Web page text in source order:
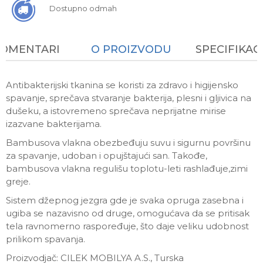
Dostupno odmah
O PROIZVODU
Antibakterijski tkanina se koristi za zdravo i higijensko
spavanje, sprečava stvaranje bakterija, plesni i gljivica na
dušeku, a istovremeno sprečava neprijatne mirise
izazvane bakterijama.
Bambusova vlakna obezbeđuju suvu i sigurnu površinu
za spavanje, udoban i opujštajući san. Takođe,
bambusova vlakna regulišu toplotu-leti rashlađuje,zimi
greje.
Sistem džepnog jezgra gde je svaka opruga zasebna i
ugiba se nazavisno od druge, omogućava da se pritisak
tela ravnomerno raspoređuje, što daje veliku udobnost
prilikom spavanja.
Proizvodjač: CILEK MOBILYA A.S., Turska